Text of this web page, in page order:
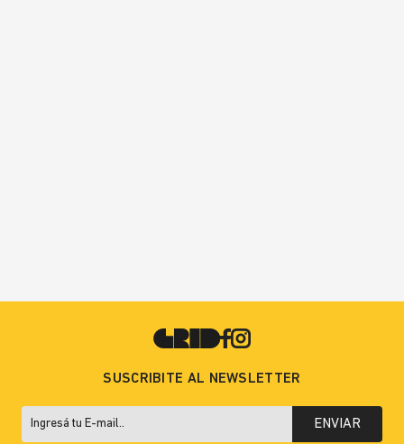
SUSCRIBITE AL NEWSLETTER
ENVIAR